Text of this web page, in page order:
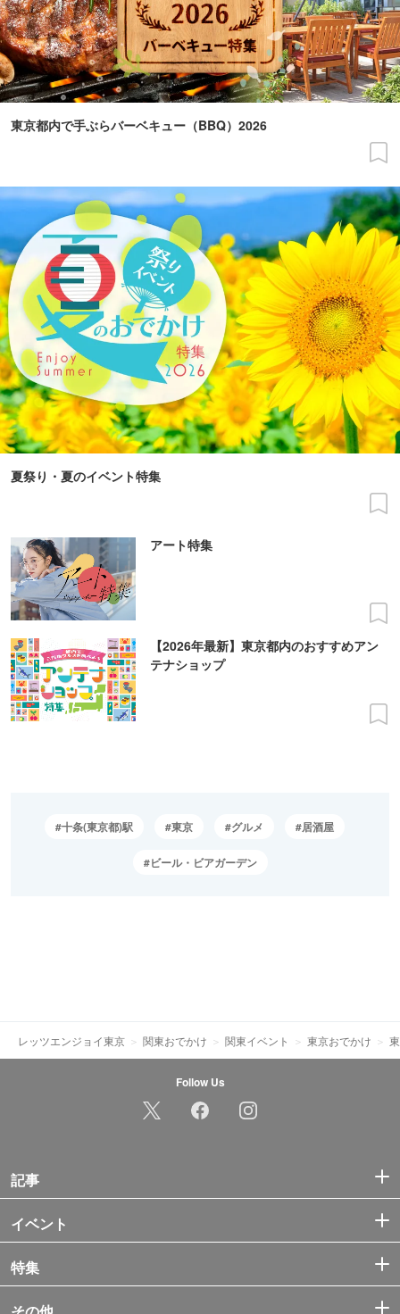
東京都内で手ぶらバーベキュー（BBQ）2026
夏祭り・夏のイベント特集
アート特集
【2026年最新】東京都内のおすすめアン
テナショップ
十条(東京都)駅 東京 グルメ 居酒屋
ビール・ビアガーデン
レッツエンジョイ東京 関東おでかけ 関東イベント 東京おでかけ
Follow Us
記事
イベント
特集